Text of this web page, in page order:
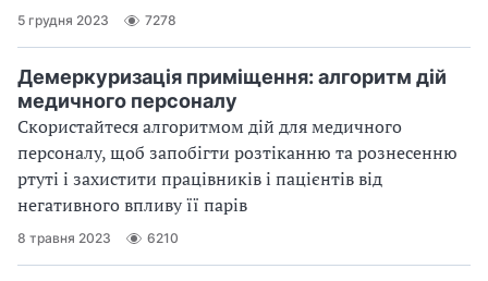
5 грудня 2023 7278
Демеркуризація приміщення: алгоритм дій
медичного персоналу
Скористайтеся алгоритмом дій для медичного
персоналу, щоб запобігти розтіканню та рознесенню
ртуті і захистити працівників і пацієнтів від
негативного впливу її парів
8 травня 2023 6210